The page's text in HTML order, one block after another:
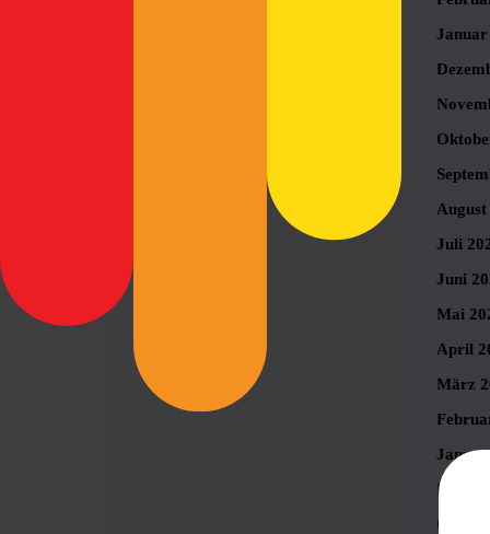
Januar
August
Juli
Juni
Mai
April
März